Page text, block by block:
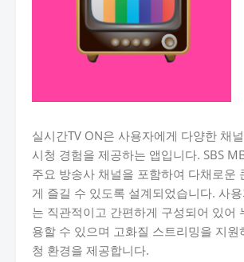
실시간TV ON은 사용자에게 다양한 채
시청 경험을 제공하는 앱입니다. SBS
주요 방송사 채널을 포함하여 다채로운
게 즐길 수 있도록 설계되었습니다. 사
는 직관적이고 간편하게 구성되어 있어
용할 수 있으며 고화질 스트리밍을 지원
청 환경을 제공합니다.